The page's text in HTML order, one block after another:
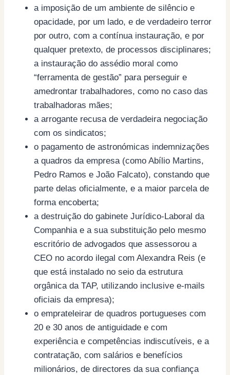
a imposição de um ambiente de silêncio e
opacidade, por um lado, e de verdadeiro terror
por outro, com a contínua instauração, e por
qualquer pretexto, de processos disciplinares;
a instauração do assédio moral como
“ferramenta de gestão” para perseguir e
amedrontar trabalhadores, como no caso das
trabalhadoras mães;
a arrogante recusa de verdadeira negociação
com os sindicatos;
o pagamento de astronómicas indemnizações
a quadros da empresa (como Abílio Martins,
Pedro Ramos e João Falcato), constando que
parte delas oficialmente, e a maior parcela de
forma encoberta;
a destruição do gabinete Jurídico-Laboral da
Companhia e a sua substituição pelo mesmo
escritório de advogados que assessorou a
CEO no acordo ilegal com Alexandra Reis (e
que está instalado no seio da estrutura
orgânica da TAP, utilizando inclusive e-mails
oficiais da empresa);
o emprateleirar de quadros portugueses com
20 e 30 anos de antiguidade e com
experiência e competências indiscutíveis, e a
contratação, com salários e benefícios
milionários, de directores da sua confiança